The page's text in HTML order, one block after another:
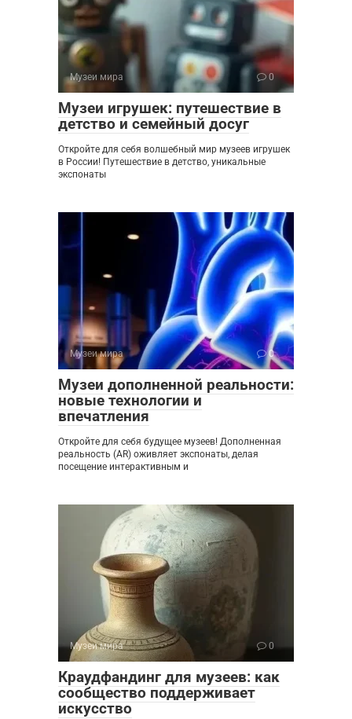
Музеи мира 0
Музеи игрушек: путешествие в
детство и семейный досуг
Откройте для себя волшебный мир музеев игрушек
в России! Путешествие в детство, уникальные
экспонаты
Музеи мира 0
Музеи дополненной реальности:
новые технологии и
впечатления
Откройте для себя будущее музеев! Дополненная
реальность (AR) оживляет экспонаты, делая
посещение интерактивным и
Музеи мира 0
Краудфандинг для музеев: как
сообщество поддерживает
искусство